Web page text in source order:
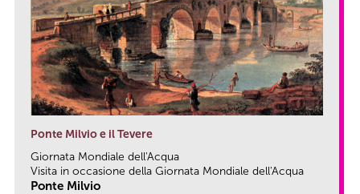
Ponte Milvio e il Tevere
Giornata Mondiale dell'Acqua
Visita in occasione della Giornata Mondiale dell'Acqua
Ponte Milvio